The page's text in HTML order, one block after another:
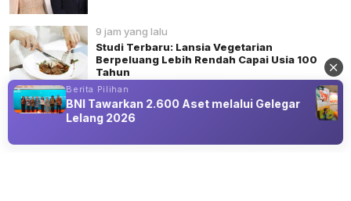
9 jam yang lalu
Studi Terbaru: Lansia Vegetarian
Berpeluang Lebih Rendah Capai Usia 100
Tahun
Berita Pilihan
BNI Tawarkan 2.600 Aset melalui Gelegar
Lelang 2026